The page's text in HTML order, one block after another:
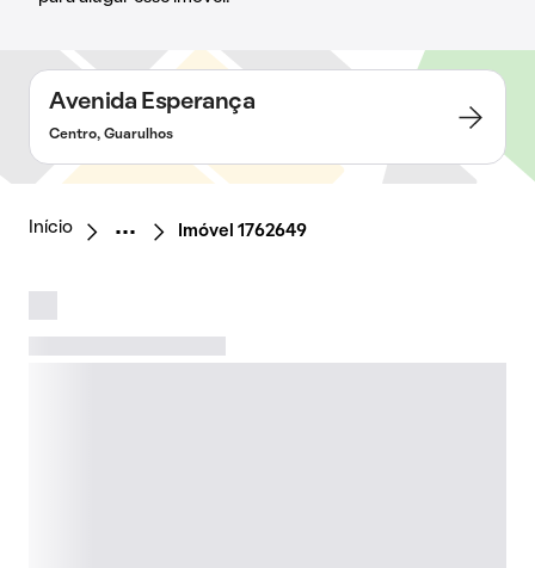
Avenida Esperança
Centro, Guarulhos
Início Imóvel 1762649